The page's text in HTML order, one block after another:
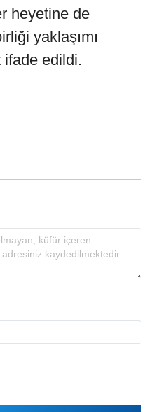
heyetine de
yaklaşımı
ifade edildi.